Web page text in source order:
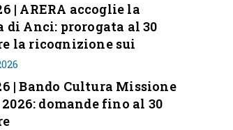
| ARERA accoglie la
di Anci: prorogata al 30
la ricognizione sui
| Bando Cultura Missione
domande fino al 30